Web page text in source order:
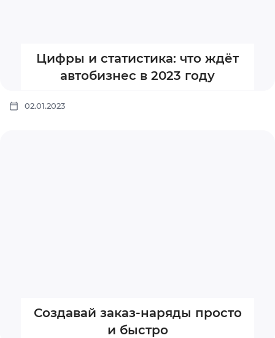
Цифры и статистика: что ждёт
автобизнес в 2023 году
02.01.2023
Создавай заказ-наряды просто
и быстро